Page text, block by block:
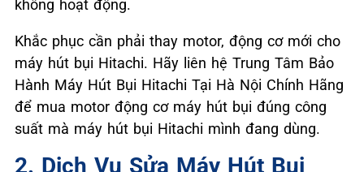
không hoạt động.
Khắc phục cần phải thay motor, động cơ mới cho
máy hút bụi Hitachi. Hãy liên hệ Trung Tâm Bảo
Hành Máy Hút Bụi Hitachi Tại Hà Nội Chính Hãng
để mua motor động cơ máy hút bụi đúng công
suất mà máy hút bụi Hitachi mình đang dùng.
2. Dịch Vụ Sửa Máy Hút Bụi